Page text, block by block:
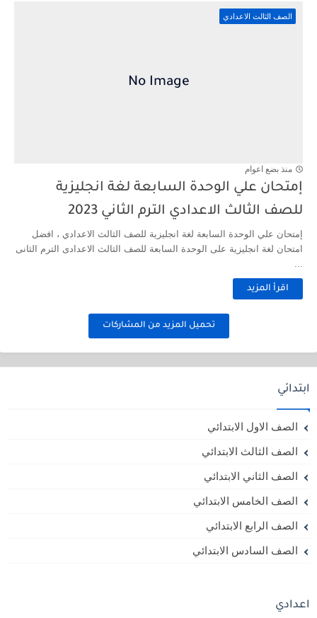
الصف الثالث الاعدادي
منذ بضع اعوام
إمتحان علي الوحدة السابعة لغة انجليزية
للصف الثالث الاعدادي الترم الثاني 2023
إمتحان علي الوحدة السابعة لغة انجليزية للصف الثالث الاعدادي ، افضل
امتحان لغة انجليزية على الوحدة السابعة للصف الثالث الاعدادى الترم الثانى
...
اقرأ المزيد
تحميل المزيد من المشاركات
ابتدائي
الصف الاول الابتدائي
الصف الثالث الابتدائي
الصف الثاني الابتدائي
الصف الخامس الابتدائي
الصف الرابع الابتدائي
الصف السادس الابتدائي
اعدادي